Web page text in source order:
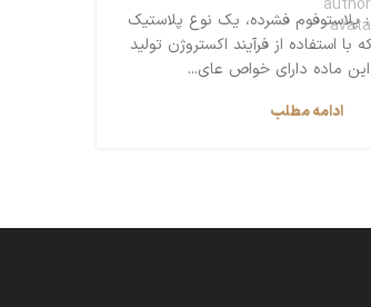
پلاستوفوم فشرده، یک نوع پلاستیک
استفاده از فرآیند اکستروژن تولید
ماده دارای خواص عای...
ادامه مطلب